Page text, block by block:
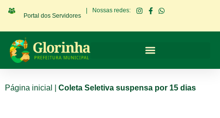
Portal dos Servidores
Nossas redes:
Página inicial Coleta Seletiva suspensa por 15 dias